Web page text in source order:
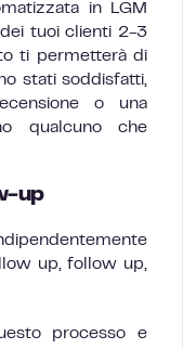
in LGM
tuoi clienti 2-3
ti permetterà di
stati soddisfatti,
o una
qualcuno che
up
up, follow up,
processo e